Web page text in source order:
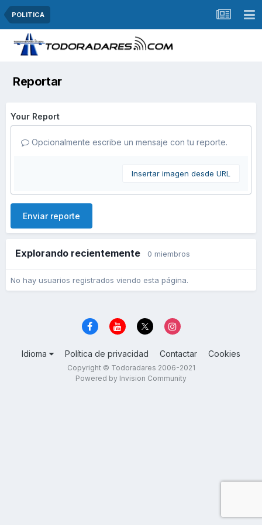
POLITICA
Reportar
Your Report
Opcionalmente escribe un mensaje con tu reporte.
Insertar imagen desde URL
Enviar reporte
Explorando recientemente 0 miembros
No hay usuarios registrados viendo esta página.
Idioma Política de privacidad Contactar Cookies
Copyright © Todoradares 2006-2021
Powered by Invision Community